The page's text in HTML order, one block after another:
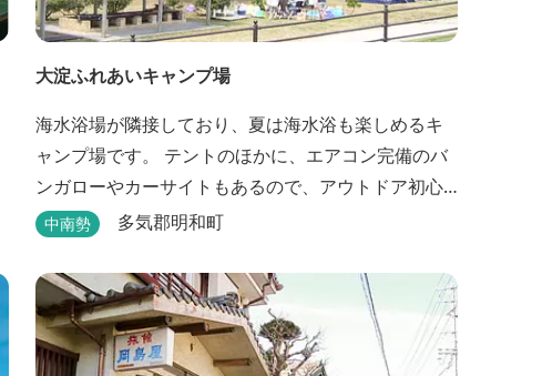
大淀ふれあいキャンプ場
海水浴場が隣接しており、夏は海水浴も楽しめるキ
ャンプ場です。 テントのほかに、エアコン完備のバ
ンガローやカーサイトもあるので、アウトドア初心
者でも気軽にキャンプを楽しめます！ 管理棟、水
憩所、炊事場、水洗トイレ、毛布（有料）、駐車場
（宿泊の場合は無料、デイ利用の場合は有料）完備
しています。
中南勢 多気郡明和町